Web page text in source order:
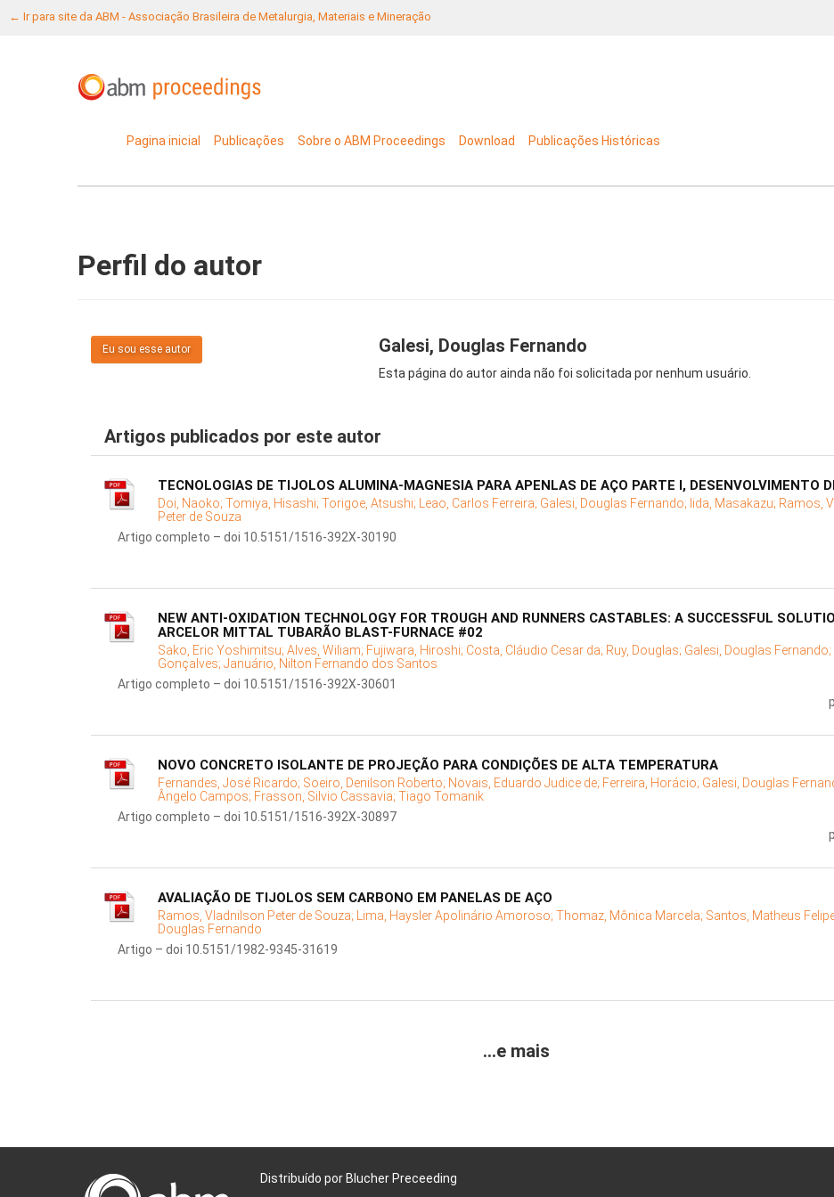
← Ir para site da ABM - Associação Brasileira de Metalurgia, Materiais e Mineração
Pagina inicial Publicações Sobre o ABM Proceedings Download Publicações Históricas
Perfil do autor
Eu sou esse autor Galesi, Douglas Fernando
Esta página do autor ainda não foi solicitada por nenhum usuário.
Artigos publicados por este autor
TECNOLOGIAS DE TIJOLOS ALUMINA-MAGNESIA PARA APENLAS DE AÇO PARTE I, DESENVOLVIMENTO
Doi, Naoko; Tomiya, Hisashi; Torigoe, Atsushi; Leao, Carlos Ferreira; Galesi, Douglas Fernando; Iida, Masakazu; Ramos,
Peter de Souza
Artigo completo – doi 10.5151/1516-392X-30190
NEW ANTI-OXIDATION TECHNOLOGY FOR TROUGH AND RUNNERS CASTABLES: A SUCCESSFUL
ARCELOR MITTAL TUBARÃO BLAST-FURNACE #02
Sako, Eric Yoshimitsu; Alves, Wiliam; Fujiwara, Hiroshi; Costa, Cláudio Cesar da; Ruy, Douglas; Galesi, Douglas Fernando;
Gonçalves; Januário, Nilton Fernando dos Santos
Artigo completo – doi 10.5151/1516-392X-30601
NOVO CONCRETO ISOLANTE DE PROJEÇÃO PARA CONDIÇÕES DE ALTA TEMPERATURA
Fernandes, José Ricardo; Soeiro, Denilson Roberto; Novais, Eduardo Judice de; Ferreira, Horácio; Galesi, Douglas
Ângelo Campos; Frasson, Silvio Cassavia; Tiago Tomanik
Artigo completo – doi 10.5151/1516-392X-30897
AVALIAÇÃO DE TIJOLOS SEM CARBONO EM PANELAS DE AÇO
Ramos, Vladnilson Peter de Souza; Lima, Haysler Apolinário Amoroso; Thomaz, Mônica Marcela; Santos, Matheus
Douglas Fernando
Artigo – doi 10.5151/1982-9345-31619
...e mais
Distribuído por Blucher Preceeding